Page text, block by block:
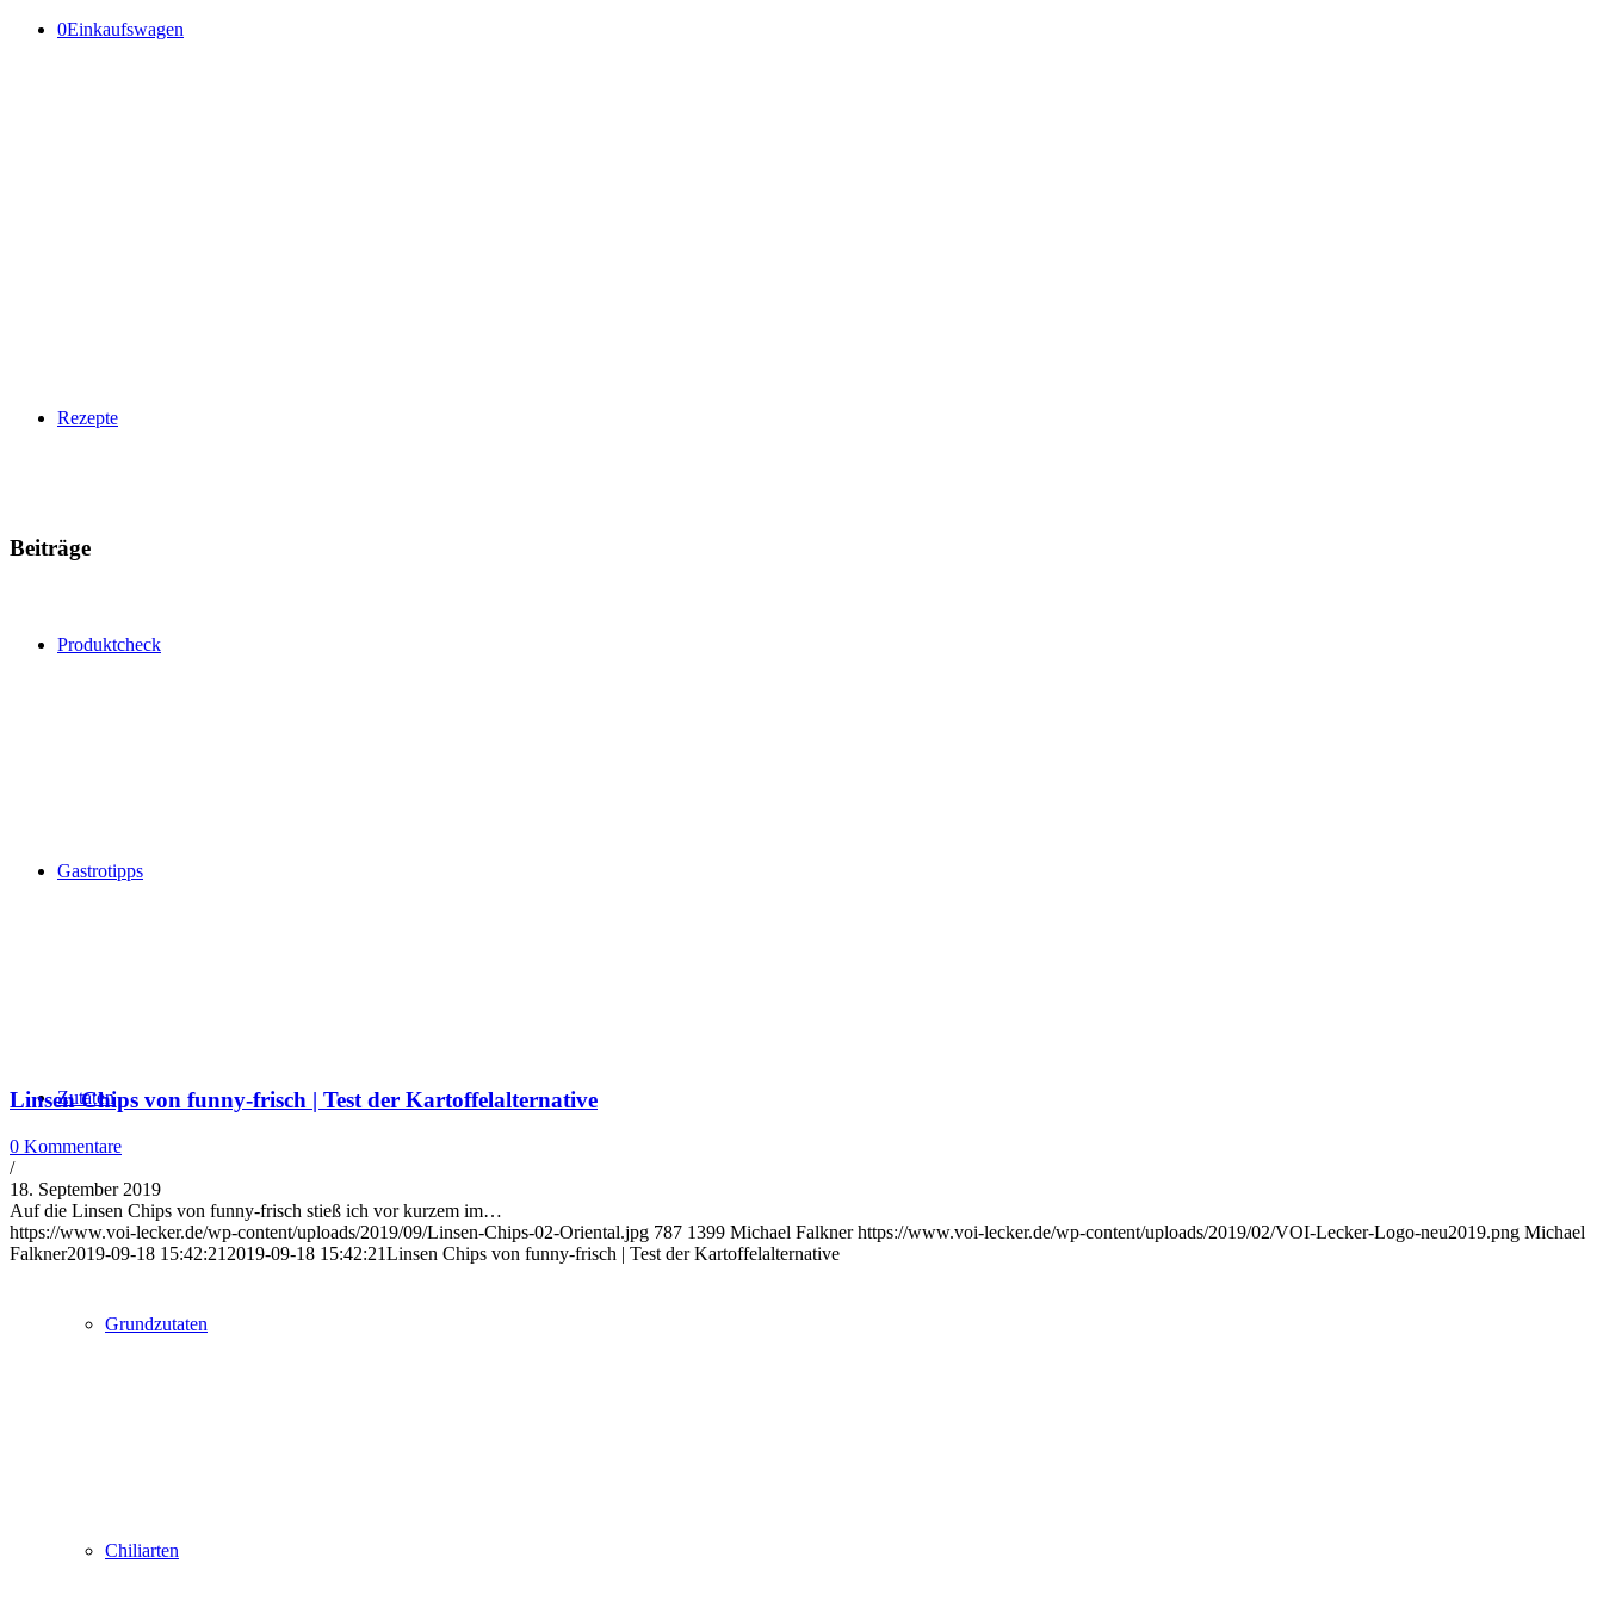
0Einkaufswagen
Rezepte
Produktcheck
Gastrotipps
Zutaten
Grundzutaten
Chiliarten
Beiträge
Linsen Chips von funny-frisch | Test der Kartoffelalternative
0 Kommentare
/
18. September 2019
Auf die Linsen Chips von funny-frisch stieß ich vor kurzem im…
https://www.voi-lecker.de/wp-content/uploads/2019/09/Linsen-Chips-02-Oriental.jpg 787 1399 Michael Falkner https://www.voi-lecker.de/wp-content/uploads/2019/02/VOI-Lecker-Logo-neu2019.png Michael
Falkner2019-09-18 15:42:21 2019-09-18 15:42:21Linsen Chips von funny-frisch | Test der Kartoffelalternative